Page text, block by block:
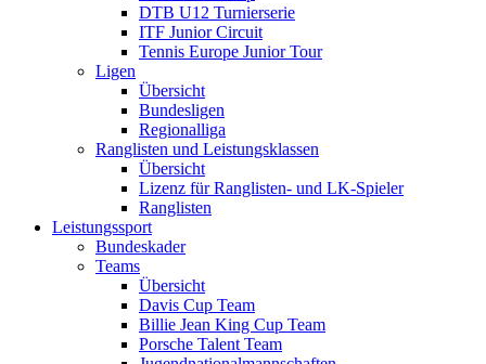
DTB U12 Turnierserie
ITF Junior Circuit
Tennis Europe Junior Tour
Ligen
Übersicht
Bundesligen
Regionalliga
Ranglisten und Leistungsklassen
Übersicht
Lizenz für Ranglisten- und LK-Spieler
Ranglisten
Leistungssport
Bundeskader
Teams
Übersicht
Davis Cup Team
Billie Jean King Cup Team
Porsche Talent Team